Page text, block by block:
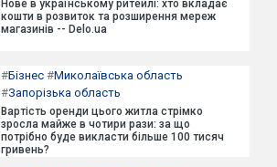
Нове в українському ритейлі: хто вкладає
кошти в розвиток та розширення мереж
магазинів -- Delo.ua
#Бізнес #Миколаївська область
#Запорізька область
Вартість оренди цього житла стрімко
зросла майже в чотири рази: за що
потрібно буде викласти більше 100 тисяч
гривень?